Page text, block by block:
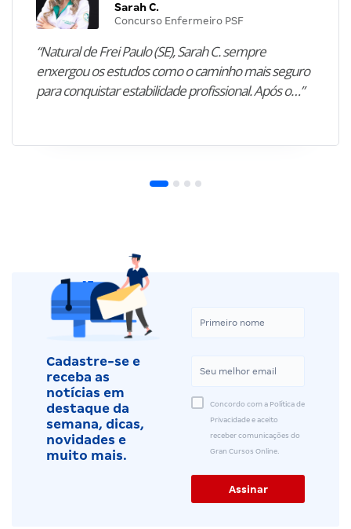
Sarah C.
Concurso Enfermeiro PSF
“Natural de Frei Paulo (SE), Sarah C. sempre
enxergou os estudos como o caminho mais seguro
para conquistar estabilidade profissional. Após o…”
Cadastre-se e
receba as
notícias em
destaque da
semana, dicas,
novidades e
muito mais.
Concordo com a Política de
Privacidade e aceito
receber comunicações do
Gran Cursos Online.